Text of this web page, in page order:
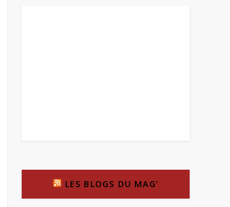
LES BLOGS DU MAG’